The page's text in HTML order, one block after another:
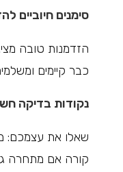
סימנים חיוביים
הזדמנות טובה
כבר קיימים
נקודות בדיקה
שאלו את עצמכם:
קורה אם מתחרה